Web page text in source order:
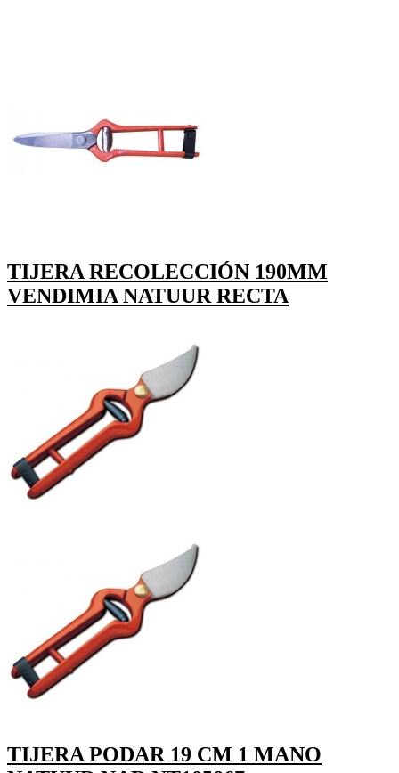
TIJERA RECOLECCIÓN 190MM
VENDIMIA NATUUR RECTA
TIJERA PODAR 19 CM 1 MANO